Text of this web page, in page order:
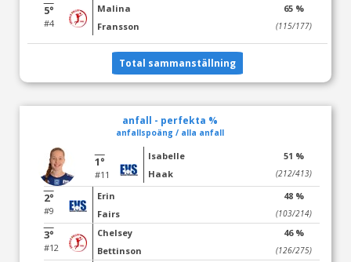
5°
#4
Malina
Fransson
65 %
(115/177)
Total sammanställning
anfall - perfekta %
anfallspoäng / alla anfall
1°
#11
Isabelle
Haak
51 %
(212/413)
2°
#9
Erin
Fairs
48 %
(103/214)
3°
#12
Chelsey
Bettinson
46 %
(126/275)